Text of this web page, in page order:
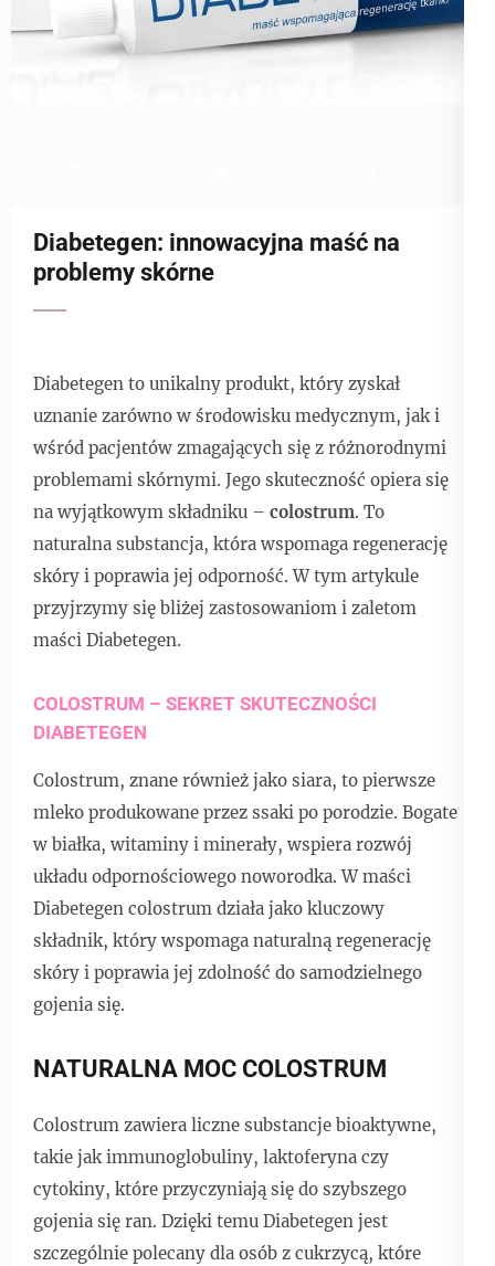
Diabetegen: innowacyjna maść na
problemy skórne
Diabetegen to unikalny produkt, który zyskał
uznanie zarówno w środowisku medycznym, jak i
wśród pacjentów zmagających się z różnorodnymi
problemami skórnymi. Jego skuteczność opiera się
na wyjątkowym składniku – colostrum. To
naturalna substancja, która wspomaga regenerację
skóry i poprawia jej odporność. W tym artykule
przyjrzymy się bliżej zastosowaniom i zaletom
maści Diabetegen.
COLOSTRUM – SEKRET SKUTECZNOŚCI
DIABETEGEN
Colostrum, znane również jako siara, to pierwsze
mleko produkowane przez ssaki po porodzie. Bogate
w białka, witaminy i minerały, wspiera rozwój
układu odpornościowego noworodka. W maści
Diabetegen colostrum działa jako kluczowy
składnik, który wspomaga naturalną regenerację
skóry i poprawia jej zdolność do samodzielnego
gojenia się.
NATURALNA MOC COLOSTRUM
Colostrum zawiera liczne substancje bioaktywne,
takie jak immunoglobuliny, laktoferyna czy
cytokiny, które przyczyniają się do szybszego
gojenia się ran. Dzięki temu Diabetegen jest
szczególnie polecany dla osób z cukrzycą, które